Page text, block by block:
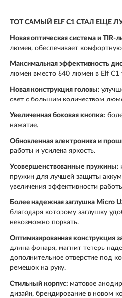
ТОТ САМЫЙ ELF C1 СТАЛ ЕЩЕ
Новая оптическая система и TIR-
люмен, обеспечивает
Максимальная эффективность
люмен вместо 840 люмен в Elf C1
Новая конструкция головы:
свет с большим количеством
Увеличенная боковая кнопка:
нажатие.
Обновленная электроника и
работы и усилена яркость.
Усовершенствованные пружины:
пружин для лучшей защиты
увеличения эффективности
Более надежная заглушка Micro
благодаря которому заглушку
невозможно порвать.
Оптимизированная конструкция
длина фонаря, магнит теперь
дополнительное отверстие под
ремешок на руку.
Стильный корпус: матовое
дизайн, брендирование в новом